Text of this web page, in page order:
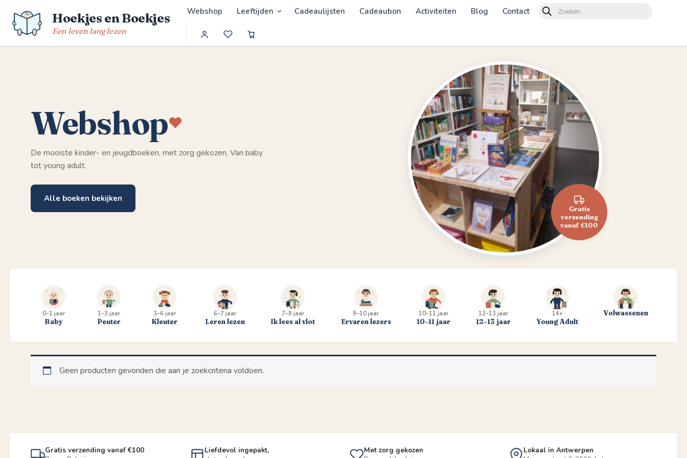
naar
inhoud
Hoekjes en Boekjes
Een leven lang lezen
Webshop Leeftijden Cadeaulijsten Cadeaubon Activiteiten Blog Contact
Products
search
Webshop
De mooiste kinder- en jeugdboeken, met zorg gekozen. Van baby
tot young adult.
Alle boeken bekijken
Gratis
verzending
vanaf €100
0–1 jaar
Baby
1–3 jaar
Peuter
3–6 jaar
Kleuter
6–7 jaar
Leren lezen
7–9 jaar
Ik lees al vlot
9–10 jaar
Ervaren lezers
10–11 jaar
10–11 jaar
12–13 jaar
12–13 jaar
14+
Young Adult
Volwassenen
Geen producten gevonden die aan je zoekcriteria voldoen.
Gratis verzending vanaf €100 Liefdevol ingepakt, Met zorg gekozen Lokaal in Antwerpen